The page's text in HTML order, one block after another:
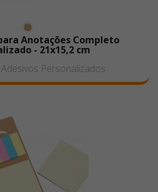
Anotações Completo
- 21x15,2 cm
Personalizados